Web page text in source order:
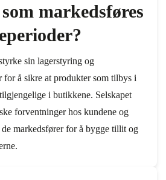
markedsføres
sin lagerstyring og
for å sikre at produkter som tilbys i
i butikkene. Selskapet
forventninger hos kundene og
markedsfører for å bygge tillit og